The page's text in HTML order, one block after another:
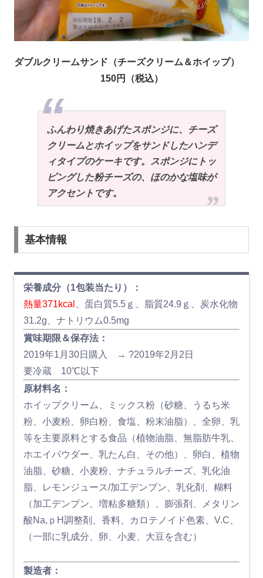
ダブルクリームサンド（チーズクリーム＆ホイップ）
150円（税込）
ふんわり焼きあげたスポンジに、チーズ
クリームとホイップをサンドしたハンデ
ィタイプのケーキです。スポンジにトッ
ピングした粉チーズの、ほのかな塩味が
アクセントです。
基本情報
栄養成分（1包装当たり）：
熱量371kcal
、蛋白質5.5ｇ、脂質24.9ｇ、炭水化物
31.2g、ナトリウム0.5mg
賞味期限＆保存法：
2019年1月30日購入 → ?2019年2月2日
要冷蔵 10℃以下
原材料名：
ホイップクリーム、ミックス粉（砂糖、うるち米
粉、小麦粉、卵白粉、食塩、粉末油脂）、全卵、乳
等を主要原料とする食品（植物油脂、無脂肪牛乳、
ホエイパウダー、乳たん白、その他）、卵白、植物
油脂、砂糖、小麦粉、ナチュラルチーズ、乳化油
脂、レモンジュース/加工デンブン、乳化剤、糊料
（加工デンプン、増粘多糖類）、膨張剤、メタリン
酸Na,ｐH調整剤、香料、カロテノイド色素、V.C、
（一部に乳成分、卵、小麦、大豆を含む）
製造者：